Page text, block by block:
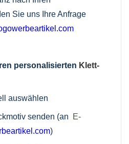
Sie uns Ihre Anfrage
personalisierten Klett-
auswählen
senden (an
E-
)